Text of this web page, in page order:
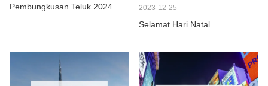
Pembungkusan Teluk 2024
2023-12-25
Selamat Hari Natal